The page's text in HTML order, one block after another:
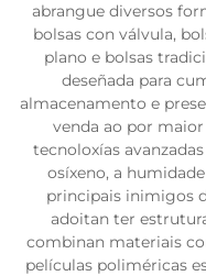
abrangue diversos
bolsas con válvula,
plano e bolsas
deseñada para
almacenamento e
venda ao por
tecnoloxías
osíxeno, a
principais inimigos
adoitan ter
combinan materiais
películas poliméricas